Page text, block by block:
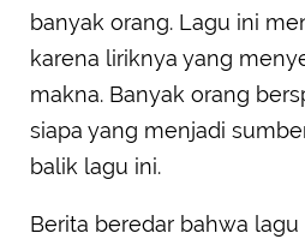
banyak orang. Lagu ini
karena liriknya yang
makna. Banyak orang
siapa yang menjadi
balik lagu ini.
Berita beredar bahwa